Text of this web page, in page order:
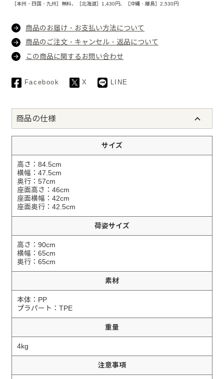
［本州・四国・九州］無料、［北海道］1,430円、［沖縄・離島］2,530円
商品のお届け・お支払い方法について
商品のご注文・キャンセル・返品について
この商品に関するお問い合わせ
Facebook X LINE
商品の仕様
サイズ
高さ：84.5cm
横幅：47.5cm
奥行：57cm
座面高さ：46cm
座面横幅：42cm
座面奥行：42.5cm
荷姿サイズ
高さ：90cm
横幅：65cm
奥行：65cm
素材
本体：PP
プラパート：TPE
重量
4kg
注意事項